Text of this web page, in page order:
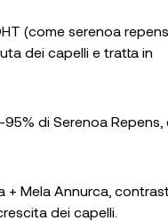
(come serenoa repens,
dei capelli e tratta in
di Serenoa Repens,
+ Mela Annurca,
dei capelli.